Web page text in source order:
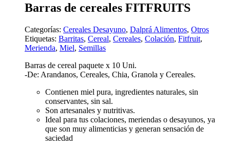
Barras de cereales FITFRUITS
Categorías: Cereales Desayuno, Dalprá Alimentos, Otros
Etiquetas: Barritas, Cereal, Cereales, Colación, Fitfruit,
Merienda, Miel, Semillas
Barras de cereal paquete x 10 Uni.
-De: Arandanos, Cereales, Chia, Granola y Cereales.
Contienen miel pura, ingredientes naturales, sin
conservantes, sin sal.
Son artesanales y nutritivas.
Ideal para tus colaciones, meriendas o desayunos, ya
que son muy alimenticias y generan sensación de
saciedad